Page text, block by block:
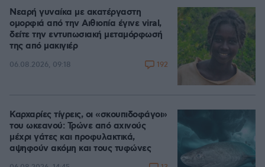
Νεαρή γυναίκα με ακατέργαστη
ομορφιά από την Αιθιοπία έγινε viral,
δείτε την εντυπωσιακή μεταμόρφωσή
της από μακιγιέρ
06.08.2026, 09:18 192
Καρχαρίες τίγρεις, οι «σκουπιδοφάγοι»
του ωκεανού: Τρώνε από αχινούς
μέχρι γάτες και προφυλακτικά,
αψηφούν ακόμη και τους τυφώνες